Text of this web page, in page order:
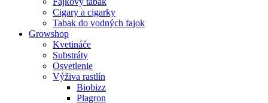
Cigary a cigarky
Tabak do vodných fajok
Growshop
Kvetináče
Substráty
Osvetlenie
Výživa rastlín
Biobizz
Plagron